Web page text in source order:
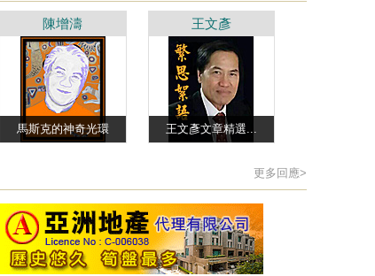
陳增濤
馬斯克的神奇光環
王文彥
王文彥文章精選...
更多回應>